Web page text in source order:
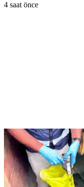
4 saat önce